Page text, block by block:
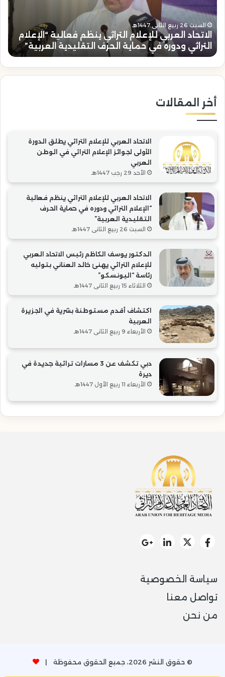
فعالية
“الإعلام
التراثي
ودوره
في
حماية
الحرف
التقليدية
السبت 26 ربيع الثاني 1447هـ
الاتحاد العربي للإعلام التراثي ينظم فعالية “الإعلام
التراثي ودوره في حماية الحرف التقليدية العربية”
أخر المقالات
الاتحاد العربي للإعلام التراثي يطلق الدورة
الأولى لجوائز الإعلام التراثي في الوطن
العربي
الأحد 29 رجب 1447هـ
الاتحاد العربي للإعلام التراثي ينظم فعالية
“الإعلام التراثي ودوره في حماية الحرف
التقليدية العربية”
السبت 26 ربيع الثاني 1447هـ
الدكتور يوسف الكاظم رئيس الاتحاد العربي
للإعلام التراثي يهنئ خالد العناني بتوليه
رئاسة “اليونسكو”
الثلاثاء 15 ربيع الثاني 1447هـ
اكتشاف أقدم مستوطنة بشرية في الجزيرة
العربية
الأربعاء 9 ربيع الثاني 1447هـ
دبي تكشف عن 3 مسارات تراثية جديدة في
ديرة
الأربعاء 11 ربيع الأول 1447هـ
سياسة الخصوصية
تواصل معنا
من نحن
© حقوق النشر 2026، جميع الحقوق محفوظة |